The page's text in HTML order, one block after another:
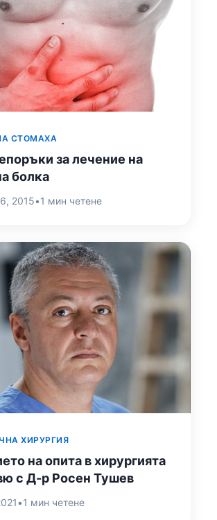
СТОМАХА
за лечение на
болка
2015•1 мин четене
ХИРУРГИЯ
на опита в хирургията
с Д-р Росен Тушев
•1 мин четене